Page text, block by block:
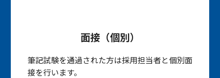
面接（個別）
筆記試験を通過された方は採用担当者と個別面
接を行います。